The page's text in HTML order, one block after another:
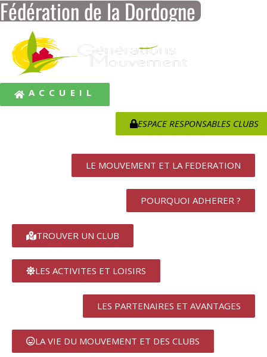
Fédération de la Dordogne
ACCUEIL
ESPACE RESPONSABLES CLUBS
LE MOUVEMENT ET LA FEDERATION
POURQUOI ADHERER ?
TROUVER UN CLUB
LES ACTIVITES ET LOISIRS
LES PARTENAIRES ET AVANTAGES
LA VIE DU MOUVEMENT ET DES CLUBS